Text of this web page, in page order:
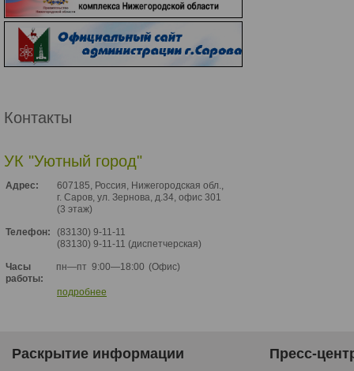
Контакты
УК "Уютный город"
Адрес:
607185, Россия, Нижегородская обл.,
г. Саров, ул. Зернова, д.34, офис 301
(3 этаж)
Телефон:
(83130) 9-11-11
(83130) 9-11-11 (диспетчерская)
Часы
работы:
пн—пт 9:00—18:00 (Офис)
подробнее
Раскрытие информации Пресс-